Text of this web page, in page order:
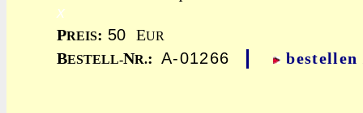
x
PREIS: 50 EUR
BESTELL-NR.: A-01266 |